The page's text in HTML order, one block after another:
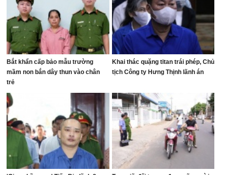
Bắt khẩn cấp bảo mẫu trường
mầm non bắn dây thun vào chân
trẻ
Khai thác quặng titan trái phép, Chủ
tịch Công ty Hưng Thịnh lãnh án